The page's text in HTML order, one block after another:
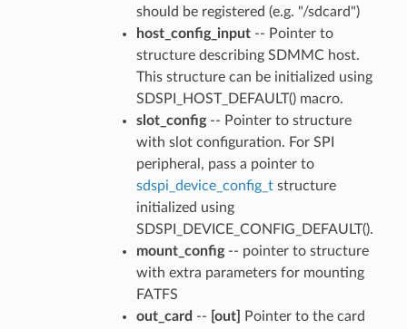
should be registered (e.g. "/sdcard")
host_config_input-- Pointer to
structure describing SDMMC host.
This structure can be initialized using
SDSPI_HOST_DEFAULT() macro.
slot_config-- Pointer to structure
with slot configuration. For SPI
peripheral, pass a pointer to
sdspi_device_config_tstructure
initialized using
SDSPI_DEVICE_CONFIG_DEFAULT().
mount_config-- pointer to structure
with extra parameters for mounting
FATFS
out_card -- [out]
Pointer to the card